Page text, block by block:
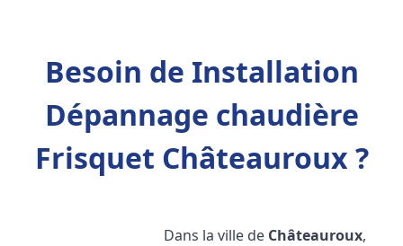
Besoin de Installation
Dépannage chaudière
Frisquet Châteauroux ?
Dans la ville de Châteauroux,